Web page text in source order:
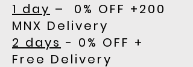
1 day – 0% OFF +200
MNX Delivery
2 days - 0% OFF +
Free Delivery